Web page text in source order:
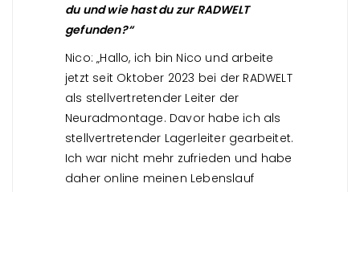
du und wie hast du zur RADWELT
gefunden?“
Nico: „Hallo, ich bin Nico und arbeite
jetzt seit Oktober 2023 bei der RADWELT
als stellvertretender Leiter der
Neuradmontage. Davor habe ich als
stellvertretender Lagerleiter gearbeitet.
Ich war nicht mehr zufrieden und habe
daher online meinen Lebenslauf